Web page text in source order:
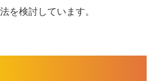
を検討しています。